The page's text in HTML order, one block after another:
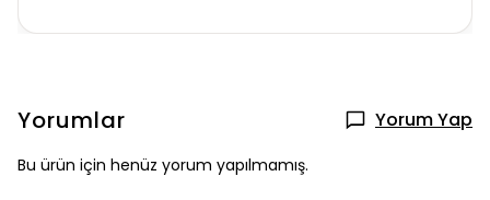
Yorumlar Yorum Yap
Bu ürün için henüz yorum yapılmamış.